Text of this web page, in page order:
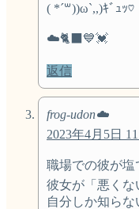
( *´꒳))ω`,,)ｷﾞｭｯ♡
☁️🐈‍⬛💙💓
返信
frog-udon☁️
2023年4月5日
職場での彼が
彼女が「悪くな
自分しか知ら